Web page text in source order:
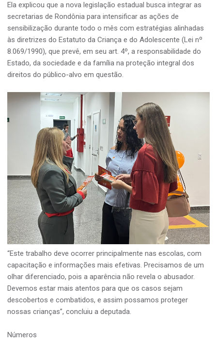
Ela explicou que a nova legislação estadual busca integrar as
secretarias de Rondônia para intensificar as ações de
sensibilização durante todo o mês com estratégias alinhadas
às diretrizes do Estatuto da Criança e do Adolescente (Lei nº
8.069/1990), que prevê, em seu art. 4º, a responsabilidade do
Estado, da sociedade e da família na proteção integral dos
direitos do público-alvo em questão.
“Este trabalho deve ocorrer principalmente nas escolas, com
capacitação e informações mais efetivas. Precisamos de um
olhar diferenciado, pois a aparência não revela o abusador.
Devemos estar mais atentos para que os casos sejam
descobertos e combatidos, e assim possamos proteger
nossas crianças”, concluiu a deputada.
Números